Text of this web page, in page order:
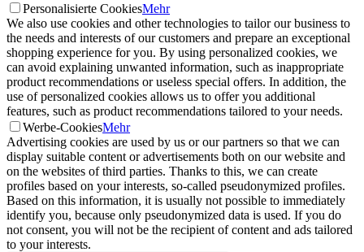
Personalisierte CookiesMehr
We also use cookies and other technologies to tailor our business to
the needs and interests of our customers and prepare an exceptional
shopping experience for you. By using personalized cookies, we
can avoid explaining unwanted information, such as inappropriate
product recommendations or useless special offers. In addition, the
use of personalized cookies allows us to offer you additional
features, such as product recommendations tailored to your needs.
Werbe-CookiesMehr
Advertising cookies are used by us or our partners so that we can
display suitable content or advertisements both on our website and
on the websites of third parties. Thanks to this, we can create
profiles based on your interests, so-called pseudonymized profiles.
Based on this information, it is usually not possible to immediately
identify you, because only pseudonymized data is used. If you do
not consent, you will not be the recipient of content and ads tailored
to your interests.